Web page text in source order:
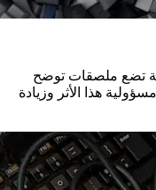
تضع ملصقات توضح
هذا الأثر وزيادة